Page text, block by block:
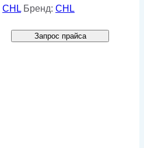
CHL Бренд: CHL
Запрос прайса